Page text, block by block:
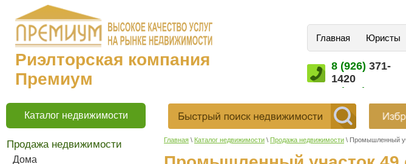
Риэлторская компания
Премиум
Главная Юристы
8 (926) 371-
1420
8 (916)
4120
Главная \ Каталог недвижимости \ Продажа недвижимости \ Промышленный
Каталог недвижимости
Продажа недвижимости
Дома